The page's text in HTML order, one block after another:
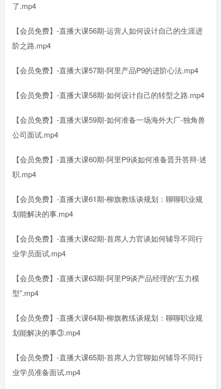
了.mp4
【会员免费】-直播大课56期-运营人如何设计自己的生涯进
阶之路.mp4
【会员免费】-直播大课57期-阿里产品P9的进阶心法.mp4
【会员免费】-直播大课58期-如何设计自己的转型之路.mp4
【会员免费】-直播大课59期-如何准备一场海外大厂-独角兽
公司面试.mp4
【会员免费】-直播大课60期-阿里P9谈如何准备晋升答辩-述
职.mp4
【会员免费】-直播大课61期-柳旗教练谈规划：聊聊职业规
划能解决的事.mp4
【会员免费】-直播大课62期-首席人力官谈如何辅导不同行
业学员面试.mp4
【会员免费】-直播大课63期-阿里P9谈产品经理的“五力模
型”.mp4
【会员免费】-直播大课64期-柳旗教练谈规划：聊聊职业规
划能解决的事③.mp4
【会员免费】-直播大课65期-首席人力官聊如何辅导不同行
业学员准备面试.mp4